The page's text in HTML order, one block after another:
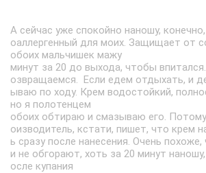
А сейчас уже спокойно наношу,
оаллергенный для моих. Защищает от
обоих мальчишек мажу
минут за 20 до выхода, чтобы
озвращаемся. Если едем отдыхать, и
ываю по ходу. Крем водостойкий,
но я полотенцем
обоих обтираю и смазываю его.
оизводитель, кстати, пишет, что крем
ь сразу после нанесения. Очень
и не обгорают, хоть за 20 минут
осле купания